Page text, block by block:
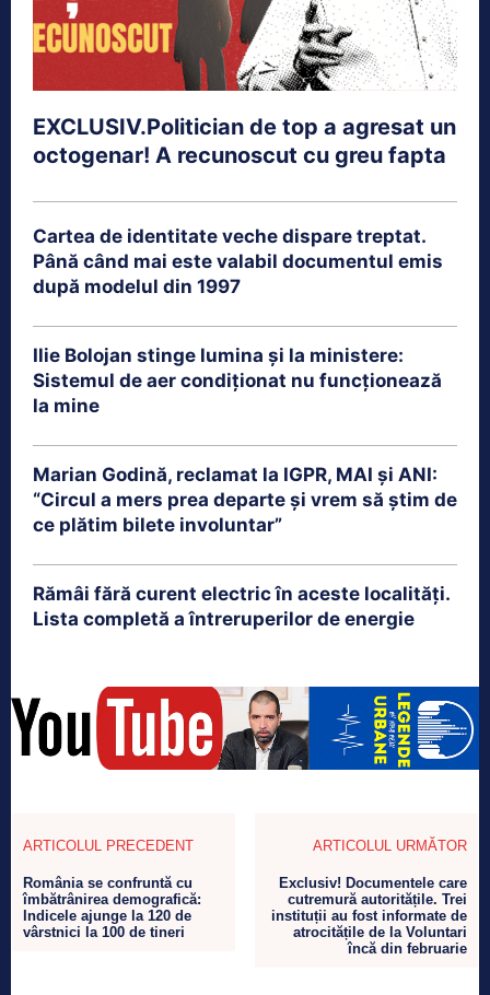
EXCLUSIV.Politician de top a agresat un
octogenar! A recunoscut cu greu fapta
Cartea de identitate veche dispare treptat.
Până când mai este valabil documentul emis
după modelul din 1997
Ilie Bolojan stinge lumina și la ministere:
Sistemul de aer condiționat nu funcționează
la mine
Marian Godină, reclamat la IGPR, MAI și ANI:
“Circul a mers prea departe şi vrem să ştim de
ce plătim bilete involuntar”
Rămâi fără curent electric în aceste localități.
Lista completă a întreruperilor de energie
ARTICOLUL PRECEDENT
România se confruntă cu
îmbătrânirea demografică:
Indicele ajunge la 120 de
vârstnici la 100 de tineri
ARTICOLUL URMĂTOR
Exclusiv! Documentele care
cutremură autoritățile. Trei
instituții au fost informate de
atrocitățile de la Voluntari
încă din februarie